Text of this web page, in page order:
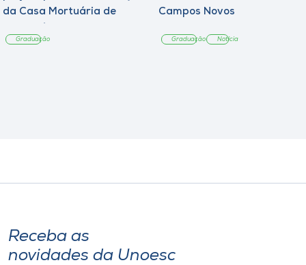
da Casa Mortuária de
Graduação
Campos Novos
Graduação Notícia
Receba as
novidades da Unoesc